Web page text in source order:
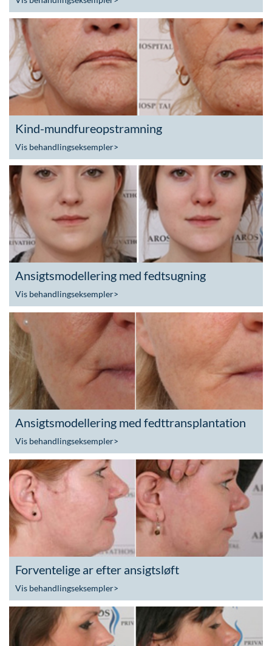
Kind-mundfureopstramning
Vis behandlingseksempler>
Ansigtsmodellering med fedtsugning
Vis behandlingseksempler>
Ansigtsmodellering med fedttransplantation
Vis behandlingseksempler>
Forventelige ar efter ansigtsløft
Vis behandlingseksempler>